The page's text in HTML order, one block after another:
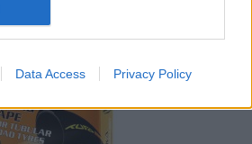
Data Access Privacy Policy